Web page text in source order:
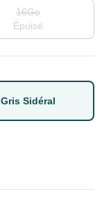
16Go
Épuisé
Gris Sidéral